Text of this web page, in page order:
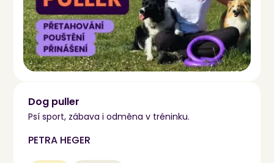
Dog puller
Psí sport, zábava i odměna v tréninku.
PETRA HEGER